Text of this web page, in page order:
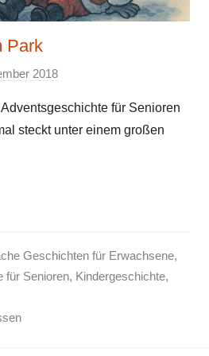
Park
2018
n
E
Adventsgeschichte für Senioren
steckt unter einem großen
Geschichten für Erwachsene,
für Senioren, Kindergeschichte,